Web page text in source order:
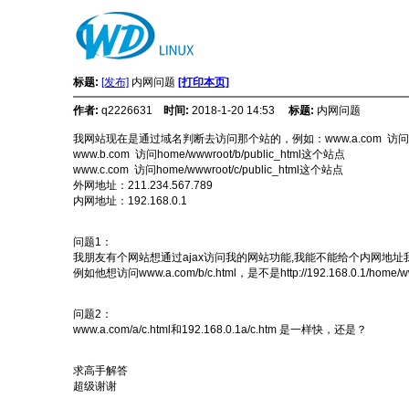
标题: [发布] 内网问题 [打印本页]
作者: q2226631 时间: 2018-1-20 14:53 标题: 内网问题
我网站现在是通过域名判断去访问那个站的，例如：www.a.com 访
www.b.com 访问home/wwwroot/b/public_html 这个站点
www.c.com 访问home/wwwroot/c/public_html 这个站点
外网地址：211.234.567.789
内网地址：192.168.0.1
问题1：
我朋友有个网站想通过ajax访问我的网站功能,我能不能给个内网地址
例如他想访问www.a.com/b/c.html，是不是http://192.168.0.1/home/
问题2：
www.a.com/a/c.html和192.168.0.1a/c.htm 是一样快，还是？
求高手解答
超级谢谢